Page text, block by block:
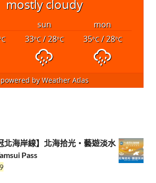
mostly cloudy
sun
mon
33°C/ 28°C 35°C/ 28°C
powered byWeather Atlas
北海岸線】北海拾光・藝遊淡水
Pass